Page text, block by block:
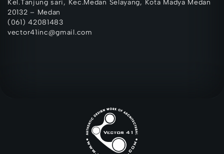
Kel.Tanjung sari, Kec.Medan Selayang, Kota Madya Medan
20132 – Medan
(061) 42081483
vector41inc@gmail.com